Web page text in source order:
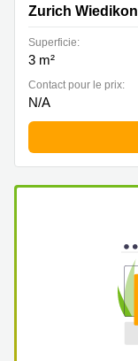
Zurich Wiedikon
Superficie:
3 m²
Contact pour le prix:
N/A